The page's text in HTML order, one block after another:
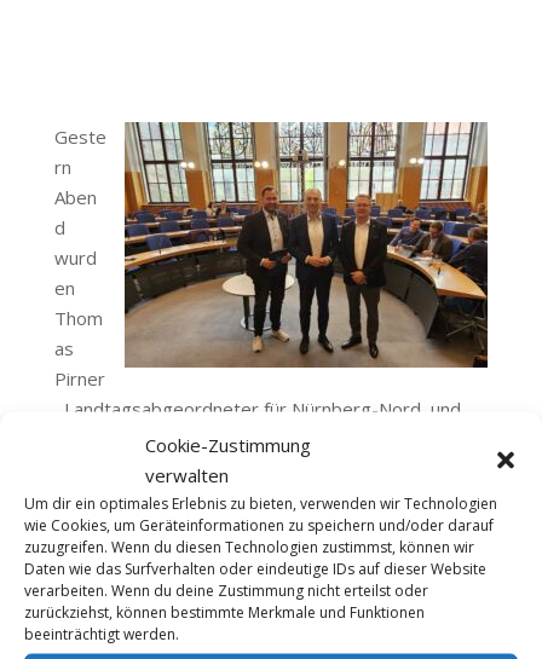
Cookie-Zustimmung
verwalten
Um dir ein optimales Erlebnis zu bieten, verwenden wir Technologien
wie Cookies, um Geräteinformationen zu speichern und/oder darauf
zuzugreifen. Wenn du diesen Technologien zustimmst, können wir
Daten wie das Surfverhalten oder eindeutige IDs auf dieser Website
verarbeiten. Wenn du deine Zustimmung nicht erteilst oder
zurückziehst, können bestimmte Merkmale und Funktionen
beeinträchtigt werden.
Geste
rn
Aben
d
wurd
en
Thom
as
Pirner
, Landtagsabgeordneter für Nürnberg-Nord, und
sein Kollege Jochen Kohler in einer Fraktionssitzung
der CSU-Stadtratsfraktion herzlich willkommen
geheißen. Die beiden Politiker nutzten die
Gelegenheit, um über ihre Arbeit im Bayerischen
Landtag zu berichten und sich mit den aktuellen
kommunalen Themen auseinanderzusetzen.
In der Sitzung wurden verschiedene